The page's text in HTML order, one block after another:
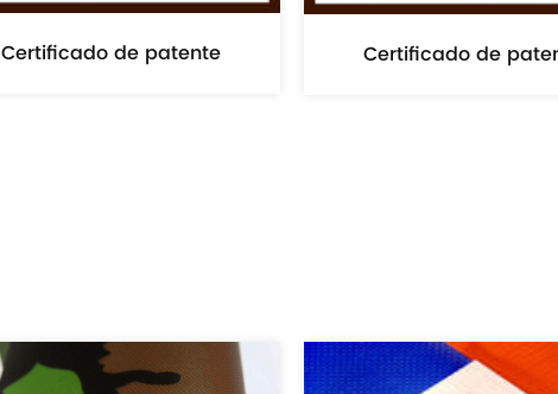
Certificado de patente Certificado de